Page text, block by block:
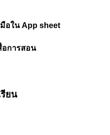
อใน App sheet
การสอน
ยน